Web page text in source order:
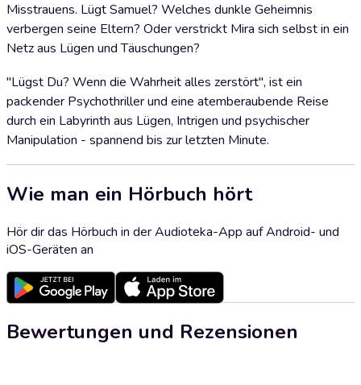
Misstrauens. Lügt Samuel? Welches dunkle Geheimnis
verbergen seine Eltern? Oder verstrickt Mira sich selbst in ein
Netz aus Lügen und Täuschungen?
"Lügst Du? Wenn die Wahrheit alles zerstört", ist ein
packender Psychothriller und eine atemberaubende Reise
durch ein Labyrinth aus Lügen, Intrigen und psychischer
Manipulation - spannend bis zur letzten Minute.
Wie man ein Hörbuch hört
Hör dir das Hörbuch in der Audioteka-App auf Android- und
iOS-Geräten an
Bewertungen und Rezensionen